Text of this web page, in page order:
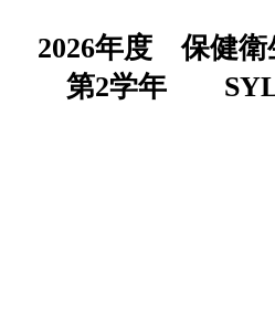
2026年度 保健衛
第2学年